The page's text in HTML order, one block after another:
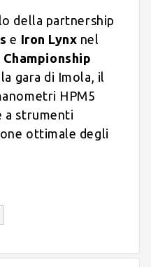
della partnership
e Iron Lynx nel
gara di Imola, il
HPM5
a strumenti
ottimale degli